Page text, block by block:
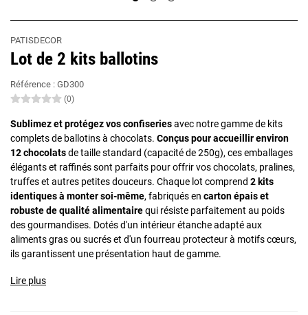
PATISDECOR
Lot de 2 kits ballotins
Référence : GD300
(0)
Sublimez et protégez vos confiseriesavec notre gamme de kits
complets de ballotins à chocolats. Conçus pour accueillir environ
12 chocolatsde taille standard (capacité de 250g), ces emballages
élégants et raffinés sont parfaits pour offrir vos chocolats, pralines,
truffes et autres petites douceurs. Chaque lot comprend 2 kits
identiques à monter soi-même, fabriqués en carton épais et
robuste de qualité alimentairequi résiste parfaitement au poids
des gourmandises. Dotés d'un intérieur étanche adapté aux
aliments gras ou sucrés et d'un fourreau protecteur à motifs cœurs,
ils garantissent une présentation haut de gamme.
Lire plus